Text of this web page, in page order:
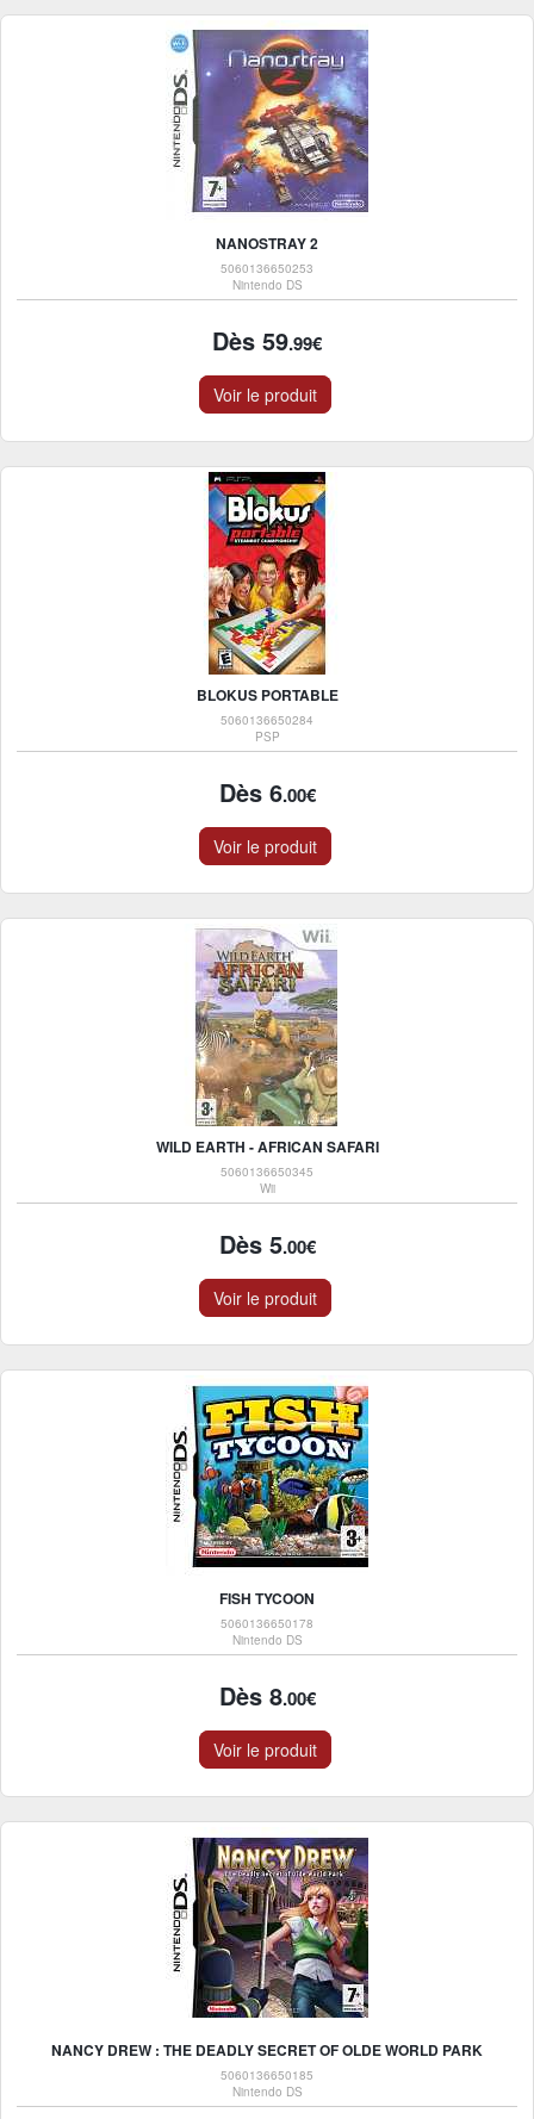
NANOSTRAY 2
5060136650253
Nintendo DS
Dès 59.99€
Voir le produit
BLOKUS PORTABLE
5060136650284
PSP
Dès 6.00€
Voir le produit
WILD EARTH - AFRICAN SAFARI
5060136650345
Wii
Dès 5.00€
Voir le produit
FISH TYCOON
5060136650178
Nintendo DS
Dès 8.00€
Voir le produit
NANCY DREW : THE DEADLY SECRET OF OLDE WORLD PARK
5060136650185
Nintendo DS